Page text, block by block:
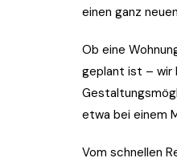
einen ganz
Ob eine
geplant ist – wir
etwa bei einem
Vom schnellen